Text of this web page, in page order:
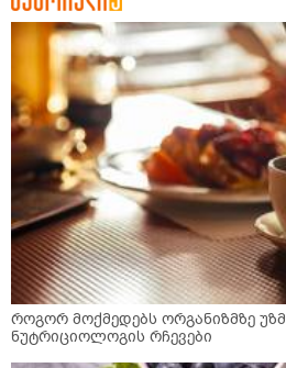
როგორ მოქმედებს ორგანიზმზე
ნუტრიციოლოგის რჩევები